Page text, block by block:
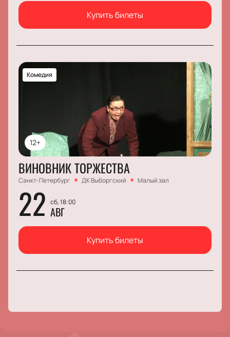
Купить билеты
12+
Комедия
ВИНОВНИК ТОРЖЕСТВА
Санкт-Петербург ДК Выборгский Малый зал
22 сб, 18:00
АВГ
Купить билеты